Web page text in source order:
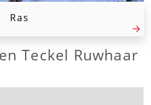
Ras
Teckel Ruwhaar